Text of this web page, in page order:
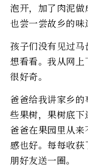
泡开，加了肉泥
也尝一尝故乡的味
孩子们没有见过
想看看。我从网
很好奇。
爸爸给我讲家乡
些果树，果树底下
爸爸在果园里从
感也好。每每收
朋好友送一圈。